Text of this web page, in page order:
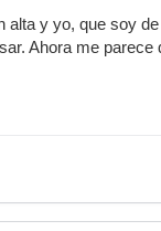
y yo, que soy
Ahora me